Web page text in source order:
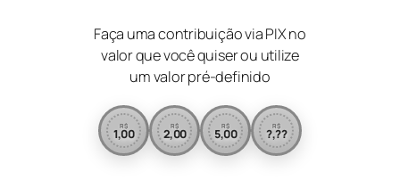
Faça uma contribuição via PIX no
valor que você quiser ou utilize
um valor pré-definido
R$
1,00
R$
2,00
R$
5,00
R$
?,??